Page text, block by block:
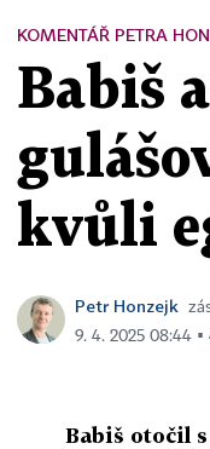
KOMENTÁŘ PETRA
Babiš
kvůli
Petr Honzejk
9. 4. 2025 08:44
Babiš otočil